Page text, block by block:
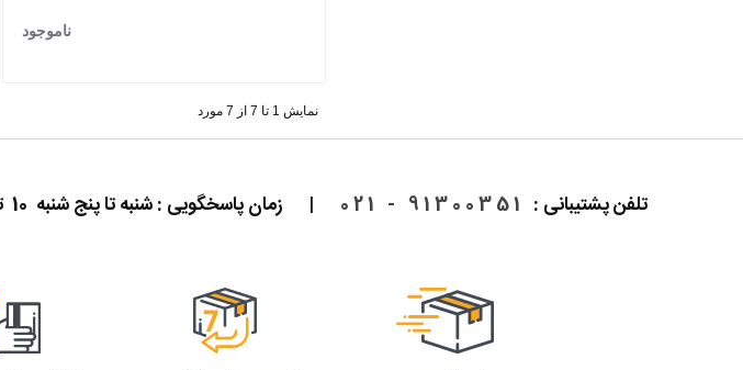
ناموجود
نمایش 1 تا 7 از 7 مورد
تلفن پشتیبانی : 91300351 - 021
| زمان پاسخگویی : شنبه تا پنج شنبه 10 تا 20